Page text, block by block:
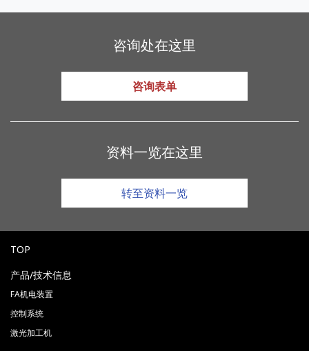
咨询处在这里
咨询表单
资料一览在这里
转至资料一览
TOP
产品/技术信息
FA机电装置
控制系统
激光加工机